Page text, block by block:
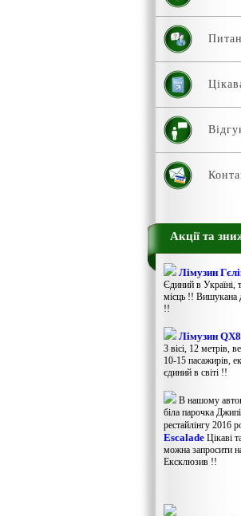
Акції та
Лімузин
Єдиний в Україні,
місць !! Вишукана
!!
Лімузин
3 вісі, 12 метрів,
10-15 пасажирів,
єдиний в світі !!
В нашому
біла парочка
рестайлінгу 2016
Escalade Цікаві
можна запросити
Ексклюзив !!